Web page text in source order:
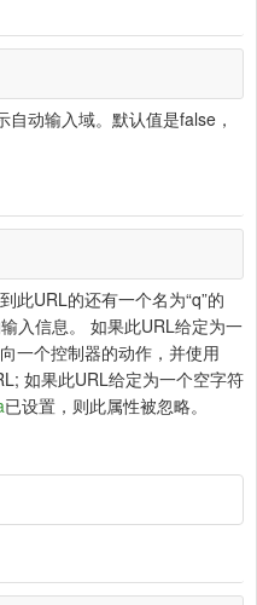
动输入域。默认值是false，
此URL的还有一个名为“q”的
入信息。 如果此URL给定为一
一个控制器的动作，并使用
如果此URL给定为一个空字符
已设置，则此属性被忽略。